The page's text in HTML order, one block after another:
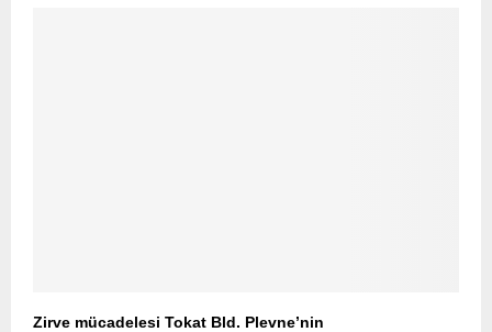
Zirve mücadelesi Tokat Bld. Plevne’nin